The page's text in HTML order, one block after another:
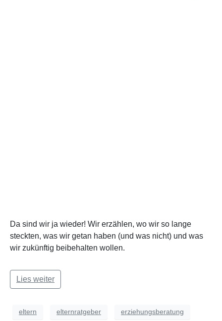
Da sind wir ja wieder! Wir erzählen, wo wir so lange
steckten, was wir getan haben (und was nicht) und was
wir zukünftig beibehalten wollen.
Lies weiter
eltern elternratgeber erziehungsberatung